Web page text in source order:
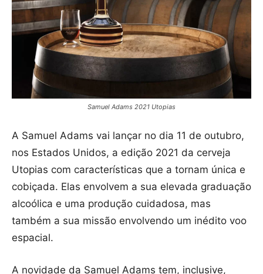
Samuel Adams 2021 Utopias
A Samuel Adams vai lançar no dia 11 de outubro,
nos Estados Unidos, a edição 2021 da cerveja
Utopias com características que a tornam única e
cobiçada. Elas envolvem a sua elevada graduação
alcoólica e uma produção cuidadosa, mas
também a sua missão envolvendo um inédito voo
espacial.
A novidade da Samuel Adams tem, inclusive,